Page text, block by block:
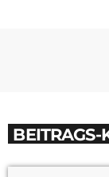
BEITRAGS-